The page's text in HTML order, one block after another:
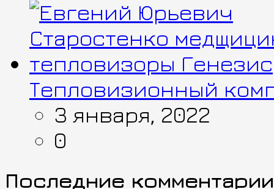
Тепловизионный
3 января, 2022
0
Последние комментарии